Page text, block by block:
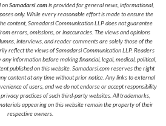
onSamadarsi.comis provided for general news, informational,
only. While every reasonable effort is made to ensure the
content, Samadarsi Communication LLP does not guarantee
errors, omissions, or inaccuracies. The views and opinions
interviews, and reader comments are solely those of the
reflect the views of Samadarsi Communication LLP. Readers
information before making financial, legal, medical, political,
published on this website. Samadarsi.com reserves the right
content at any time without prior notice. Any links to external
of users, and we do not endorse or accept responsibility
practices of such third-party websites. All trademarks,
appearing on this website remain the property of their
respective owners.